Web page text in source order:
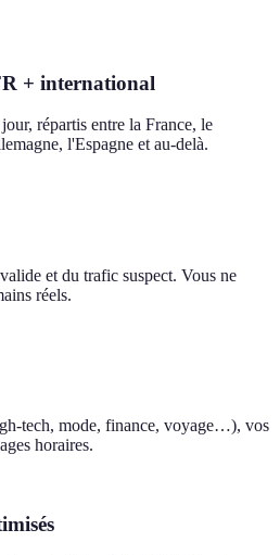
+ international
répartis entre la France, le
l'Espagne et au-delà.
et du trafic suspect. Vous ne
réels.
tech, mode, finance, voyage…), vos
horaires.